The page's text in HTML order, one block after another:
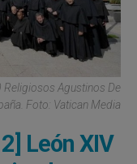
Religiosos Agustinos De
Foto: Vatican Media
León XIV